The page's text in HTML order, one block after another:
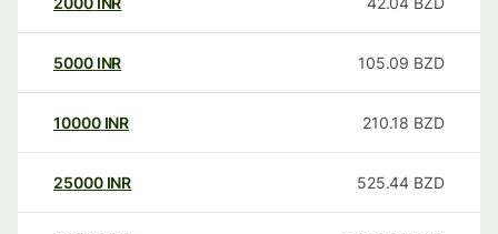
5000 INR 105.09 BZD
10000 INR 210.18 BZD
25000 INR 525.44 BZD